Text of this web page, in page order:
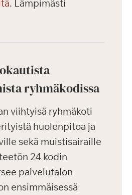
. Lämpimästi
ryhmäkodissa
viihtyisä ryhmäkoti
huolenpitoa ja
sekä muistisairaille
24 kodin
palvelutalon
ensimmäisessä